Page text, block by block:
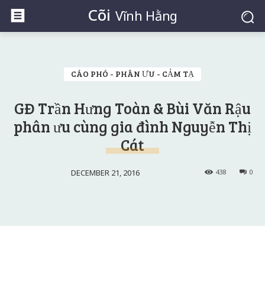
Cõi Vĩnh Hằng
CÁO PHÓ - PHÂN ƯU - CẢM TẠ
GĐ Trần Hưng Toàn & Bùi Văn Rậu
phân ưu cùng gia đình Nguyễn Thị
Cát
DECEMBER 21, 2016 0
438